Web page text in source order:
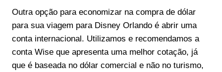
Outra opção para economizar na compra de dólar
para sua viagem para Disney Orlando é abrir uma
conta internacional. Utilizamos e recomendamos a
conta Wise que apresenta uma melhor cotação, já
que é baseada no dólar comercial e não no turismo,